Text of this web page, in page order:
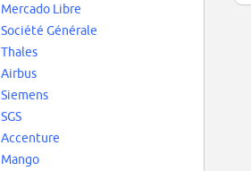
Mercado Libre
Société Générale
Thales
Airbus
Siemens
SGS
Accenture
Mango